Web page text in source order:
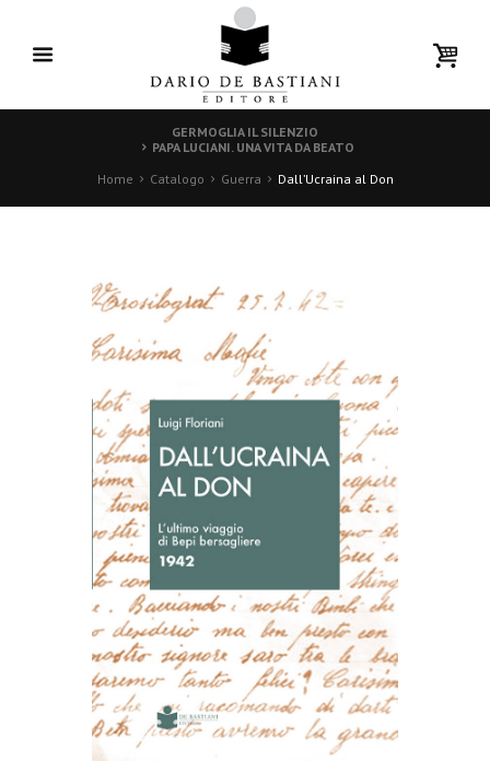
GERMOGLIA IL SILENZIO
PAPA LUCIANI. UNA VITA DA BEATO
Home
Catalogo Guerra Dall’Ucraina al Don